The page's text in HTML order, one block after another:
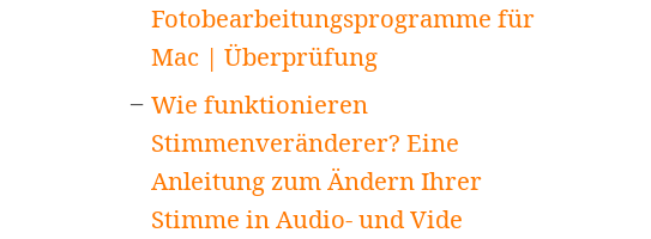
Fotobearbeitungsprogramme für
Mac | Überprüfung
Wie funktionieren
Stimmenveränderer? Eine
Anleitung zum Ändern Ihrer
Stimme in Audio- und Vide